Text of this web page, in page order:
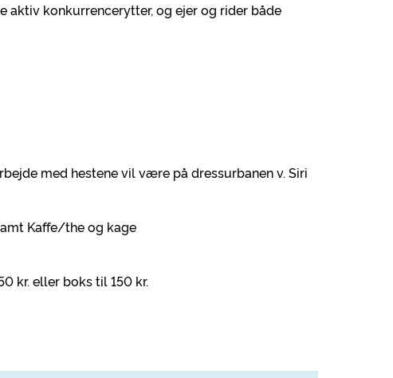
aktiv konkurrencerytter, og ejer og rider både
med hestene vil være på dressurbanen v. Siri
Kaffe/the og kage
kr. eller boks til 150 kr.